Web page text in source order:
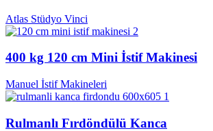
Atlas Stüdyo Vinci
400 kg 120 cm Mini İstif Makinesi
Manuel İstif Makineleri
Rulmanlı Fırdöndülü Kanca